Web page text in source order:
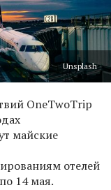
Unsplash
OneTwoTrip
майские
отелей
14 мая.